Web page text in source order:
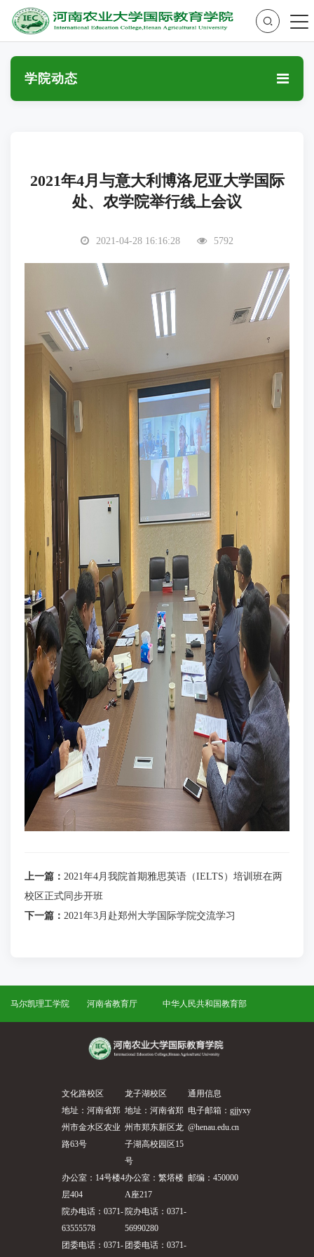
学院动态
2021年4月与意大利博洛尼亚大学国际
处、农学院举行线上会议
2021-04-28 16:16:28 5792
上一篇： 2021年4月我院首期雅思英语（IELTS）培训班在两
校区正式同步开班
下一篇： 2021年3月赴郑州大学国际学院交流学习
马尔凯理工学院 河南省教育厅 中华人民共和国教育部
文化路校区 龙子湖校区
通用信息
地址：河南省郑
州市金水区农业
路63号
地址：河南省郑
州市郑东新区龙
子湖高校园区15
号
电子邮箱：gjjyxy
@henau.edu.cn
办公室：14号楼4
层404
办公室：繁塔楼
A座217
邮编：450000
院办电话：0371-
63555578
院办电话：0371-
56990280
团委电话：0371- 团委电话：0371-